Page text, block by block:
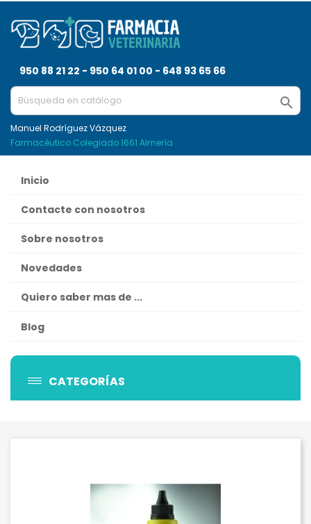
950 88 21 22 - 950 64 01 00 - 648 93 65 66

Manuel Rodríguez Vázquez
Farmacéutico Colegiado 1661 Almería
Inicio
Contacte con nosotros
Sobre nosotros
Novedades
Quiero saber mas de ...
Blog
CATEGORÍAS